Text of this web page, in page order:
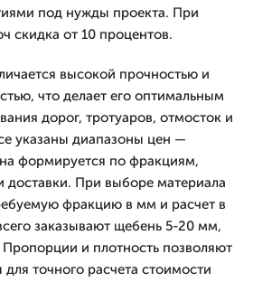
под нужды проекта. При
скидка от 10 процентов.
высокой прочностью и
что делает его оптимальным
дорог, тротуаров, отмосток и
указаны диапазоны цен —
формируется по фракциям,
доставки. При выборе материала
фракцию в мм и расчет в
заказывают щебень 5-20 мм,
и плотность позволяют
точного расчета стоимости